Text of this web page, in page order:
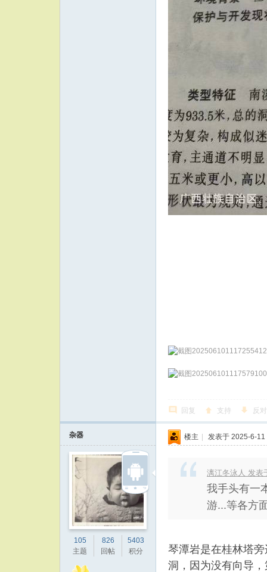
回复 支持 反对
杂器
105
主题
826
回帖
5403
积分
楼主 | 发表于 2025-6-
漓江冬泳人 发表
我手头有一
游...等各方
琴潭岩是在桂林塔
洞，因为没有向导